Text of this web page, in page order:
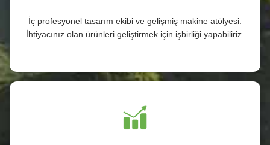
İç profesyonel tasarım ekibi ve gelişmiş makine atölyesi.
İhtiyacınız olan ürünleri geliştirmek için işbirliği yapabiliriz.